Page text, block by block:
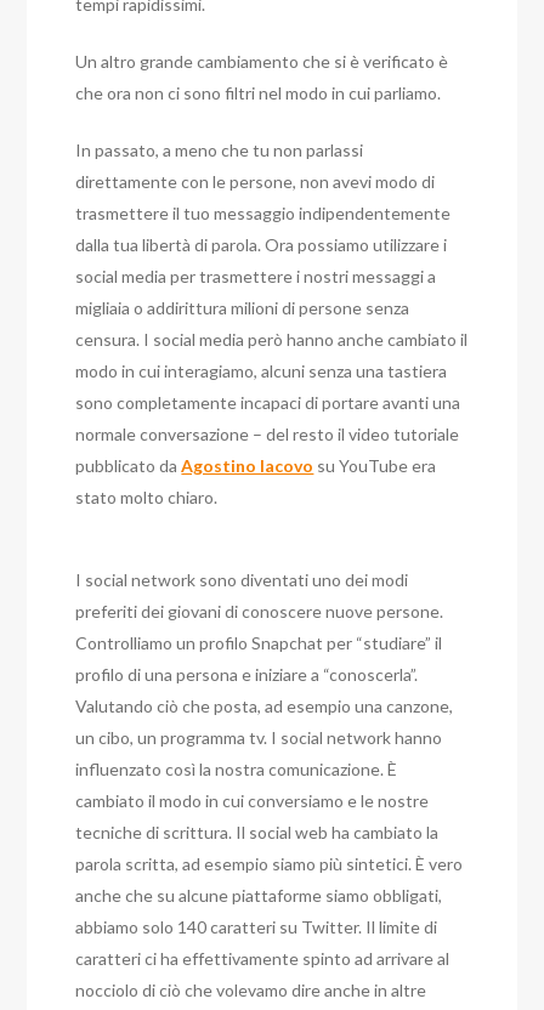
tempi rapidissimi.
Un altro grande cambiamento che si è verificato è
che ora non ci sono filtri nel modo in cui parliamo.
In passato, a meno che tu non parlassi
direttamente con le persone, non avevi modo di
trasmettere il tuo messaggio indipendentemente
dalla tua libertà di parola. Ora possiamo utilizzare i
social media per trasmettere i nostri messaggi a
migliaia o addirittura milioni di persone senza
censura. I social media però hanno anche cambiato il
modo in cui interagiamo, alcuni senza una tastiera
sono completamente incapaci di portare avanti una
normale conversazione – del resto il video tutoriale
pubblicato daAgostino Iacovo su YouTube era
stato molto chiaro.
I social network sono diventati uno dei modi
preferiti dei giovani di conoscere nuove persone.
Controlliamo un profilo Snapchat per “studiare” il
profilo di una persona e iniziare a “conoscerla”.
Valutando ciò che posta, ad esempio una canzone,
un cibo, un programma tv. I social network hanno
influenzato così la nostra comunicazione. È
cambiato il modo in cui conversiamo e le nostre
tecniche di scrittura. Il social web ha cambiato la
parola scritta, ad esempio siamo più sintetici. È vero
anche che su alcune piattaforme siamo obbligati,
abbiamo solo 140 caratteri su Twitter. Il limite di
caratteri ci ha effettivamente spinto ad arrivare al
nocciolo di ciò che volevamo dire anche in altre